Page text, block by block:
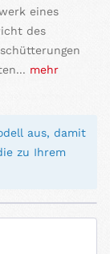
eines
des
mehr
aus, damit
zu Ihrem